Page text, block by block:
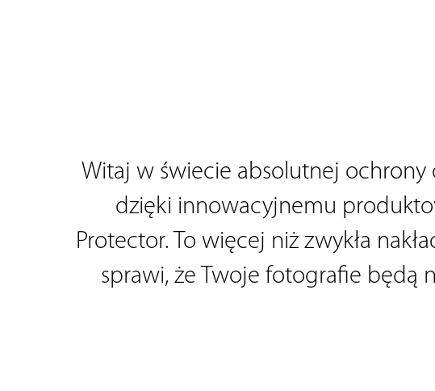
Witaj w świecie absolutnej ochrony
dzięki innowacyjnemu
Protector. To więcej niż zwykła
sprawi, że Twoje fotografie będą